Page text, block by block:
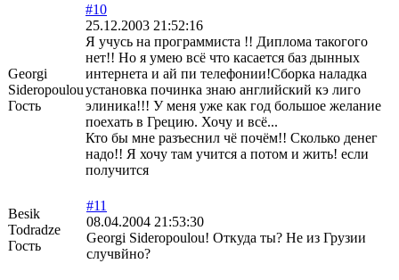
Georgi
Sideropoulou
Гость
#10
25.12.2003 21:52:16
Я учусь на программиста !! Диплома такогого
нет!! Но я умею всё что касается баз дынных
интернета и ай пи телефонии!Сборка наладка
установка починка знаю английский кэ лиго
элиника!!! У меня уже как год большое желание
поехать в Грецию. Хочу и всё...
Кто бы мне разъеснил чё почём!! Сколько денег
надо!! Я хочу там учится а потом и жить! если
получится
Besik
Todradze
Гость
#11
08.04.2004 21:53:30
Georgi Sideropoulou! Откуда ты? Не из Грузии
случвйно?